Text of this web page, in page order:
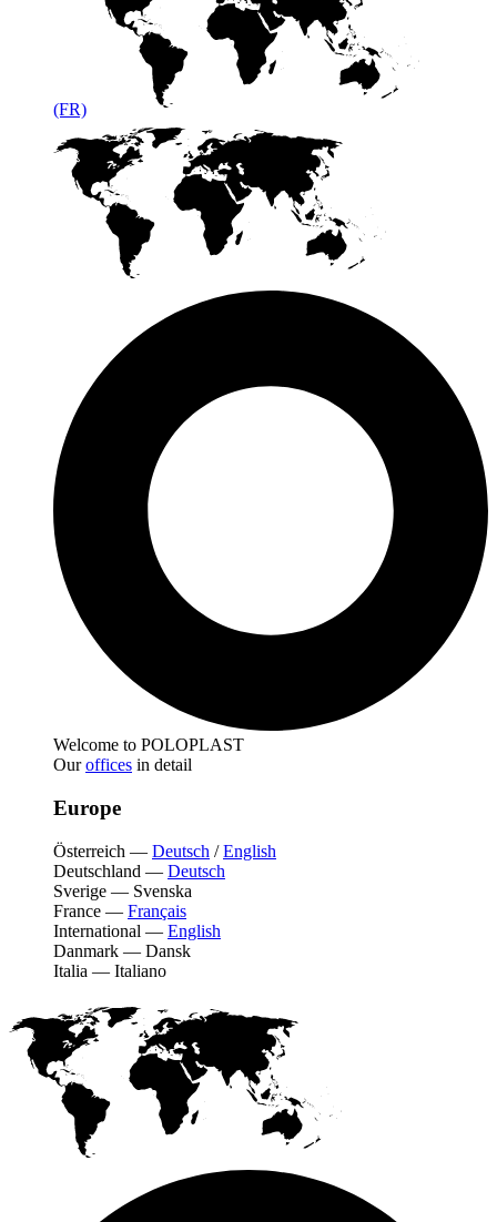
(FR)
Welcome to POLOPLAST
Ouroffices in detail
Europe
Österreich — Deutsch /English
Deutschland — Deutsch
Sverige — Svenska
France — Français
International — English
Danmark — Dansk
Italia — Italiano